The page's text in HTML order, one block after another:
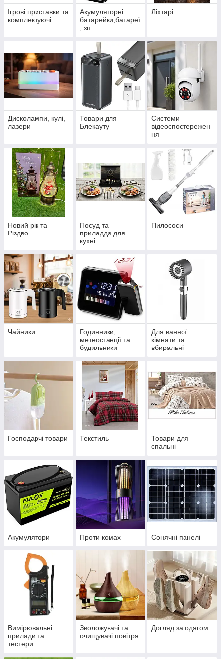
Ігрові приставки та
комплектуючі
Акумуляторні
батарейки,батареї
, зп
Ліхтарі
Дисколампи, кулі,
лазери
Товари для
Блекауту
Системи
відеоспостережен
ня
Новий рік та
Різдво
Посуд та
приладдя для
кухні
Пилососи
Чайники
Годинники,
метеостанції та
будильники
Для ванної
кімнати та
вбиральні
Господарчі товари Текстиль
Товари для
спальні
Акумулятори Проти комах Сонячні панелі
Вимірювальні
прилади та
тестери
Зволожувачі та
очищувачі повітря
Догляд за одягом